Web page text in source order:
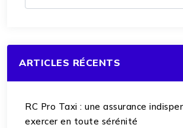
ARTICLES RÉCENTS
RC Pro Taxi : une assurance
exercer en toute sérénité